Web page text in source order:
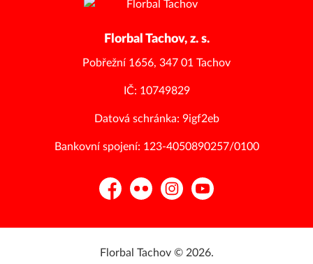
Florbal Tachov, z. s.
Pobřežní 1656, 347 01 Tachov
IČ: 10749829
Datová schránka: 9igf2eb
Bankovní spojení: 123-4050890257/0100
FacebookFlickr InstagramYouTube
Florbal Tachov © 2026.